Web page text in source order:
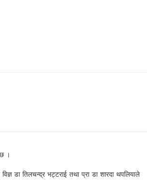
।
डा तिलचन्द्र भट्टराई तथा प्रा डा शारदा थपलियाले